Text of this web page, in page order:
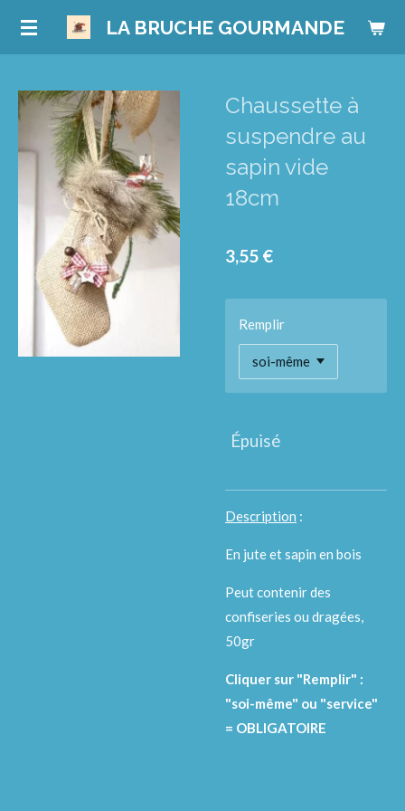
Passer
principal
LA BRUCHE GOURMANDE
Chaussette à
suspendre au
sapin vide
18cm
3,55 €
Remplir
Épuisé
Description :
En jute et sapin en bois
Peut contenir des
confiseries ou dragées,
50gr
Cliquer sur "Remplir" :
"soi-même" ou "service"
= OBLIGATOIRE